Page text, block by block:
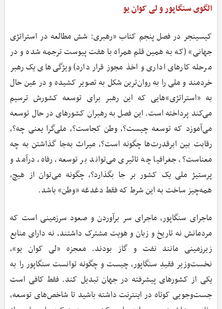
الگوی سنگاپور و لی کوان یو
کیسینجر در فصل پنجم کتاب «رهبری: شش مطالعه در استراتژی
جهانی» (که به همین قلم همراه با هفت پیوست ترجمه شده و در
مرحله کارهای اداری و اخذ مجوز قرار دارد) ویژگی‌های یک رهبر
خردمند و ملی را به روان‌ترین شکل به تصویر کشیده و در عین‌ حال
به «استراتژی»‌هایی که این رهبر برای توسعه کشورش ترسیم
می‌کند پرداخته است. این فصل به رهبران کشورهای در حال‌ توسعه
می‌آموزد که توسعه چیست؟، وطن کجاست؟، ملی‌گرا یعنی چه؟،
رقابت بین ابرقدرت‌ها چگونه است؟، میراث به‌جا گذاشتن به چه
معناست؟، جغرافیا چه تاثیری می‌تواند بر توسعه، رفاه، درآمد و
پرستیژ ملی یک کشور بر جا بگذارد؟، چگونه می‌توان از هیچ،
همه‌چیز ساخت به این شرط که فقط دغدغه «وطن» باشد.
ماجرای سنگاپور، ماجرای سر برآوردن و صعود سرزمینی است که
مردمانش نه تاریخ و زبان و هویت مشترک داشتند، نه دارای منابع
زیرزمینی مانند نفت و گاز بودند. معجزه «لی کوان یو»،
نخست‌وزیر فقیدِ سنگاپور، چیست و چگونه توانست سنگاپور را به
یکی از کشورهای پیشرفته در جهان تبدیل کند. فقط کافی است
جست‌وجویی کوتاه در اینترنت داشته باشید تا شاخص‌های توسعه،